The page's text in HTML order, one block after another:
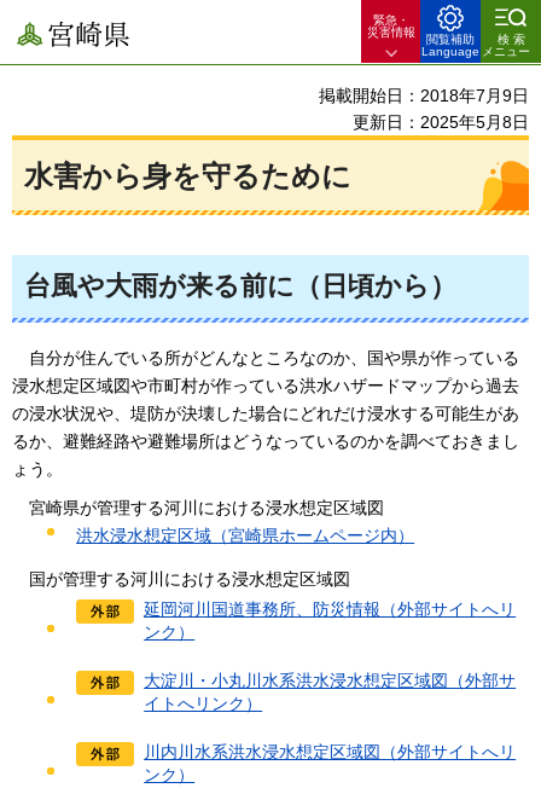
宮崎県
緊急・
災害情報
閲覧補助
Language
検索
メニュー
掲載開始日：2018年7月9日
更新日：2025年5月8日
水害から身を守るために
台風や大雨が来る前に（日頃から）
自分が住んでいる所がどんなところなのか、国や県が作っている
浸水想定区域図や市町村が作っている洪水ハザードマップから過去
の浸水状況や、堤防が決壊した場合にどれだけ浸水する可能生があ
るか、避難経路や避難場所はどうなっているのかを調べておきまし
ょう。
宮崎県が管理する河川における浸水想定区域図
洪水浸水想定区域（宮崎県ホームページ内）
国が管理する河川における浸水想定区域図
延岡河川国道事務所、防災情報（外部サイトへリ
ンク）
大淀川・小丸川水系洪水浸水想定区域図（外部サ
イトへリンク）
川内川水系洪水浸水想定区域図（外部サイトへリ
ンク）